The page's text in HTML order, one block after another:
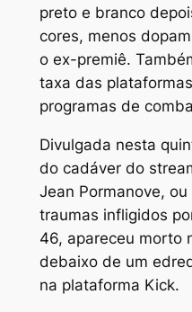
preto e branco
cores, menos
o ex-premiê.
taxa das
programas de
Divulgada nesta
do cadáver do
Jean Pormanove,
traumas infligidos
46, apareceu morto
debaixo de um
na plataforma Kick.